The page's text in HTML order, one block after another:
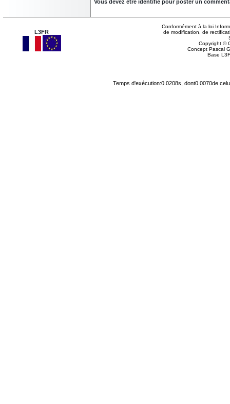
Vous devez être identifié pour poster un
L3FR
Conformément à la loi
de modification, de
Copyright ©
Concept Pascal
Base
Temps d'exécution:0.0208s, dont0.0070de